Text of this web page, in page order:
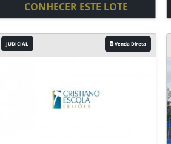
CONHECER ESTE LOTE
JUDICIAL Venda Direta